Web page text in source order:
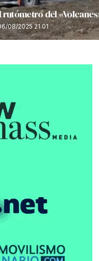
del
08/2025 21:01